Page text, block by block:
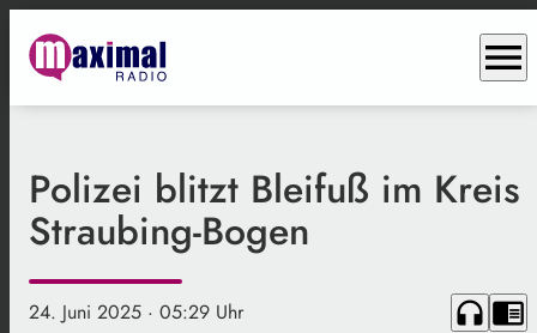
menu
Polizei blitzt Bleifuß im Kreis
Straubing-Bogen
24. Juni 2025 · 05:29 Uhr headphones chrome_reader_mode